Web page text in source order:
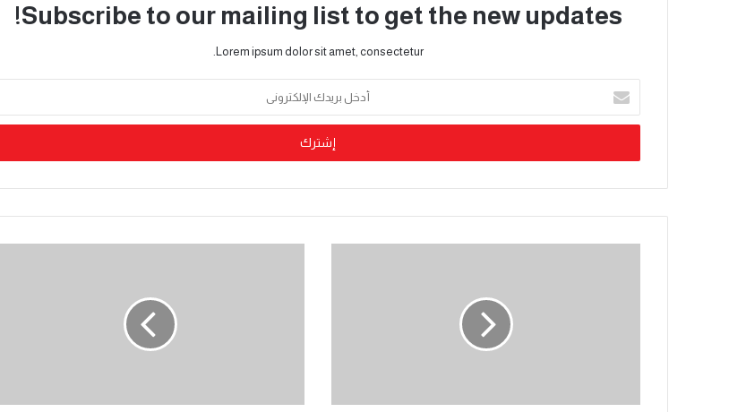
Subscribe to our mailing list to get the new updates!
Lorem ipsum dolor sit amet, consectetur.